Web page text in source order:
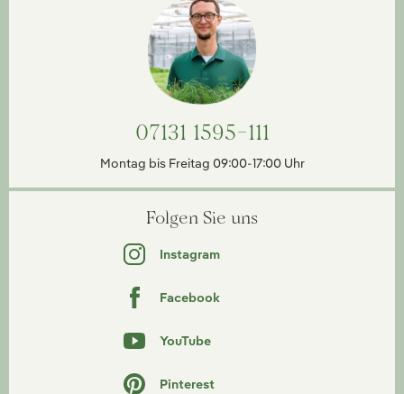
07131 1595-111
Montag bis Freitag 09:00-17:00 Uhr
Folgen Sie uns
Instagram
Facebook
YouTube
Pinterest